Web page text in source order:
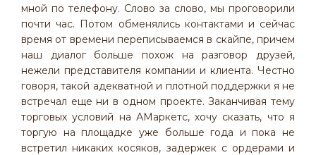
мной по телефону. Слово за слово, мы проговорили
почти час. Потом обменялись контактами и сейчас
время от времени переписываемся в скайпе, причем
наш диалог больше похож на разговор друзей,
нежели представителя компании и клиента. Честно
говоря, такой адекватной и плотной поддержки я не
встречал еще ни в одном проекте. Заканчивая тему
торговых условий на АМаркетс, хочу сказать, что я
торгую на площадке уже больше года и пока не
встретил никаких косяков, задержек с ордерами и